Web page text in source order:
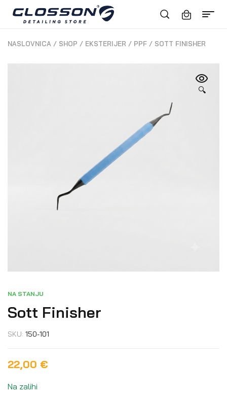
NASLOVNICA / SHOP / EKSTERIJER / PPF / SOTT FINISHER
🔍
NA STANJU
Sott Finisher
SKU: 150-101
22,00 €
Na zalihi